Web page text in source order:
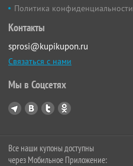
Политика конфиденциальности
Контакты
sprosi@kupikupon.ru
Связаться с нами
Мы в Соцсетях
Все наши купоны доступны
через Мобильное Приложение: